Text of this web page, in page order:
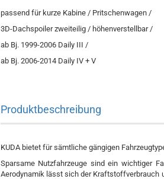
passend für kurze Kabine / Pritschenwagen /
3D-Dachspoiler zweiteilig / höhenverstellbar /
ab Bj. 1999-2006 Daily III /
ab Bj. 2006-2014 Daily IV + V
Produktbeschreibung
KUDA bietet für sämtliche gängigen
Sparsame Nutzfahrzeuge sind ein wichtiger
Aerodynamik lässt sich der Kraftstoffverbrauch